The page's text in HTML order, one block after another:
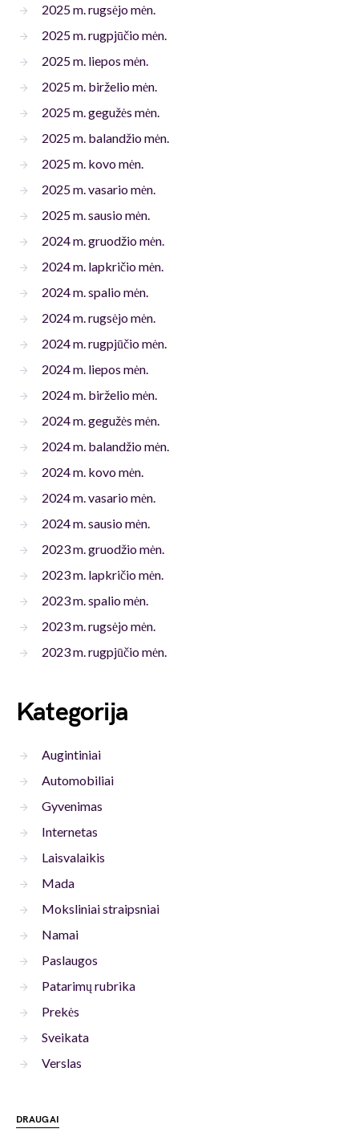
2025 m. rugsėjo mėn.
2025 m. rugpjūčio mėn.
2025 m. liepos mėn.
2025 m. birželio mėn.
2025 m. gegužės mėn.
2025 m. balandžio mėn.
2025 m. kovo mėn.
2025 m. vasario mėn.
2025 m. sausio mėn.
2024 m. gruodžio mėn.
2024 m. lapkričio mėn.
2024 m. spalio mėn.
2024 m. rugsėjo mėn.
2024 m. rugpjūčio mėn.
2024 m. liepos mėn.
2024 m. birželio mėn.
2024 m. gegužės mėn.
2024 m. balandžio mėn.
2024 m. kovo mėn.
2024 m. vasario mėn.
2024 m. sausio mėn.
2023 m. gruodžio mėn.
2023 m. lapkričio mėn.
2023 m. spalio mėn.
2023 m. rugsėjo mėn.
2023 m. rugpjūčio mėn.
Kategorija
Augintiniai
Automobiliai
Gyvenimas
Internetas
Laisvalaikis
Mada
Moksliniai straipsniai
Namai
Paslaugos
Patarimų rubrika
Prekės
Sveikata
Verslas
DRAUGAI